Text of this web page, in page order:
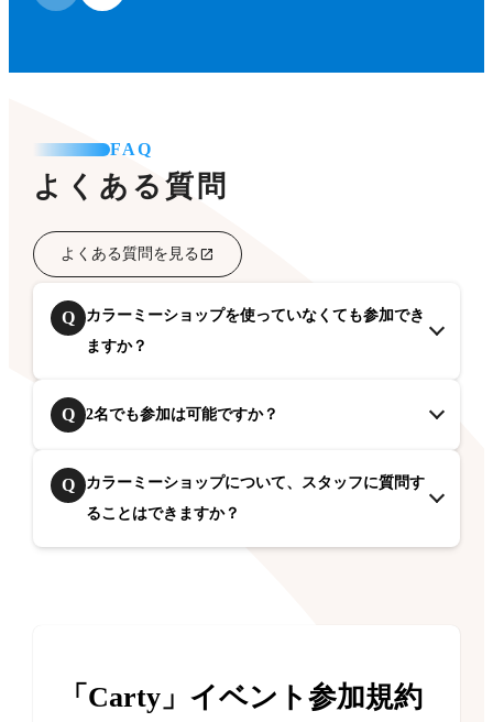
FAQ
よくある質問
よくある質問を見る
Q
カラーミーショップを使っていなくても参加でき
ますか？
Q 2名でも参加は可能ですか？
Q
カラーミーショップについて、スタッフに質問す
ることはできますか？
「Carty」イベント参加規約